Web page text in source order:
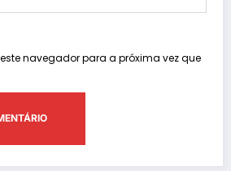
navegador para a próxima vez que